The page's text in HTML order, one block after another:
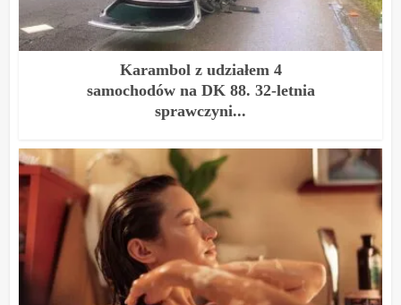
Karambol z udziałem 4
samochodów na DK 88. 32-letnia
sprawczyni...